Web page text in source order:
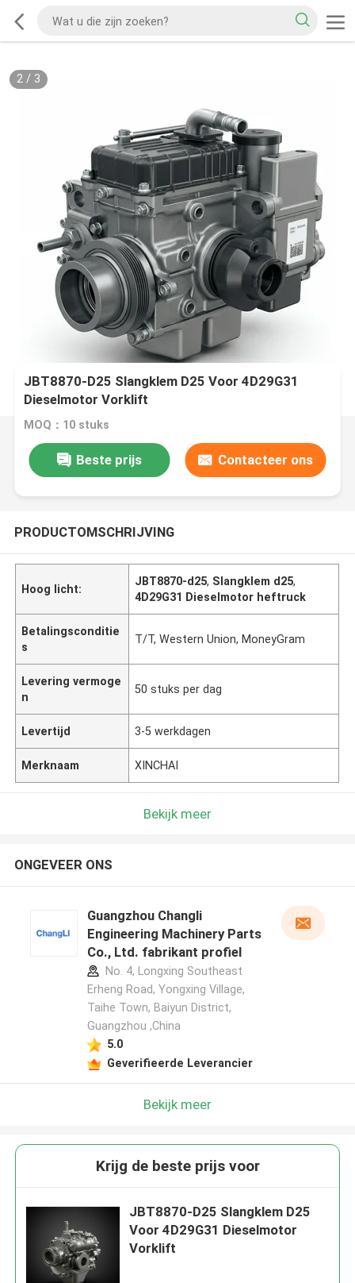
2/ 3
JBT8870-D25 Slangklem D25 Voor 4D29G31
Dieselmotor Vorklift
MOQ：10 stuks
Beste prijs Contacteer ons
PRODUCTOMSCHRIJVING
Hoog licht:
JBT8870-d25, Slangklem d25,
4D29G31 Dieselmotor heftruck
Betalingsconditie
s
T/T, Western Union, MoneyGram
Levering vermoge
n
50 stuks per dag
Levertijd 3-5 werkdagen
Merknaam XINCHAI
Bekijk meer
ONGEVEER ONS
Guangzhou Changli
Engineering Machinery Parts
Co., Ltd. fabrikant profiel
No. 4, Longxing Southeast
Erheng Road, Yongxing Village,
Taihe Town, Baiyun District,
Guangzhou ,China
5.0
Geverifieerde Leverancier
Bekijk meer
Krijg de beste prijs voor
JBT8870-D25 Slangklem D25
Voor 4D29G31 Dieselmotor
Vorklift